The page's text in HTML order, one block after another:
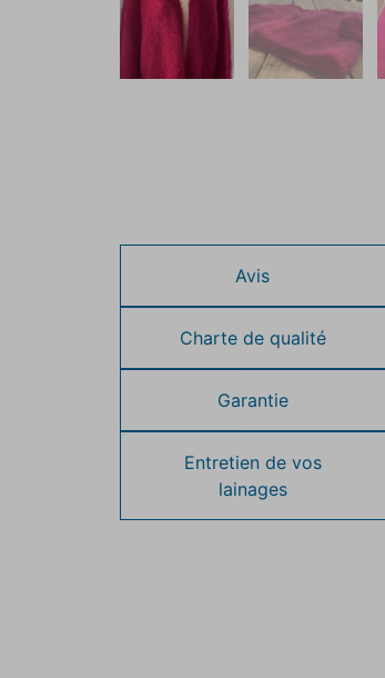
Avis
Charte de qualité
Garantie
Entretien de vos
lainages